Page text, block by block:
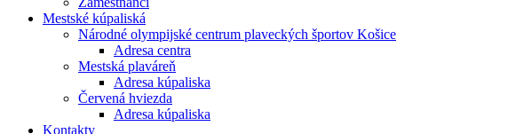
Mestské kúpaliská
Národné olympijské centrum plaveckých športov Košice
Adresa centra
Mestská plaváreň
Adresa kúpaliska
Červená hviezda
Adresa kúpaliska
Kontakty